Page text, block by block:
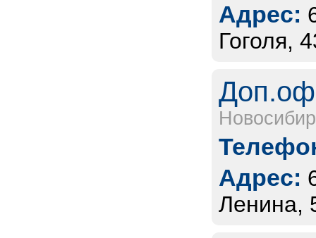
Адрес:
Гоголя,
Адрес:
Ленина,